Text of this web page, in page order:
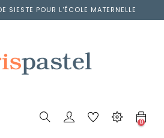
SIESTE POUR L'ÉCOLE MATERNELLE
0